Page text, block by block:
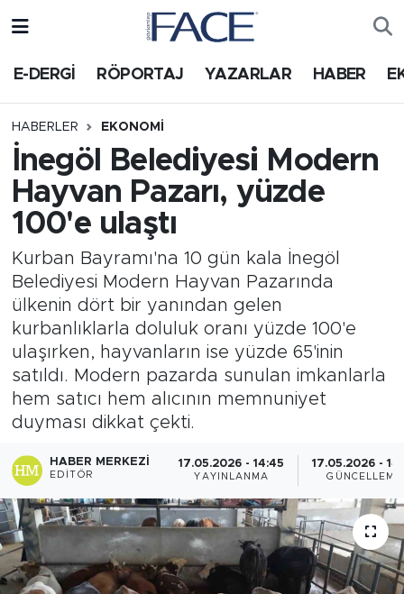
E-DERGİ RÖPORTAJ YAZARLAR HABER
HABERLER EKONOMI
İnegöl Belediyesi Modern
Hayvan Pazarı, yüzde
100'e ulaştı
Kurban Bayramı'na 10 gün kala İnegöl
Belediyesi Modern Hayvan Pazarında
ülkenin dört bir yanından gelen
kurbanlıklarla doluluk oranı yüzde 100'e
ulaşırken, hayvanların ise yüzde 65'inin
satıldı. Modern pazarda sunulan imkanlarla
hem satıcı hem alıcının memnuniyet
duyması dikkat çekti.
HABER MERKEZI
EDITÖR
17.05.2026 - 14:45
YAYINLANMA
17.05.2026 -
GÜNCELLEME
HABER
Nöbetçi Eczaneler
Trafik Durumu
Süper Lig Puan Durumu ve Fikstür
Tüm Manşetler
Son Dakika Haberleri
Haber Arşivi